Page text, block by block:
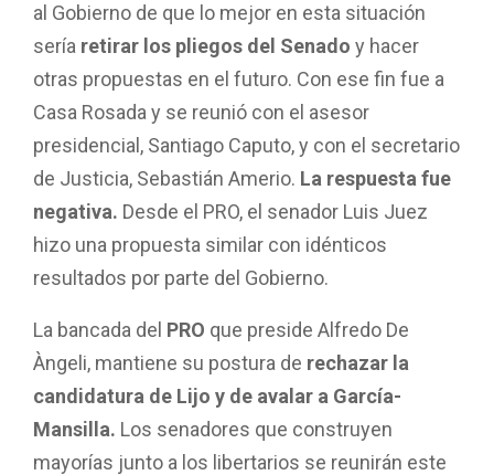
al Gobierno de que lo mejor en esta situación
sería retirar los pliegos del Senado y hacer
otras propuestas en el futuro. Con ese fin fue a
Casa Rosada y se reunió con el asesor
presidencial, Santiago Caputo, y con el secretario
de Justicia, Sebastián Amerio. La respuesta fue
negativa. Desde el PRO, el senador Luis Juez
hizo una propuesta similar con idénticos
resultados por parte del Gobierno.
La bancada del PRO que preside Alfredo De
Àngeli, mantiene su postura de rechazar la
candidatura de Lijo y de avalar a García-
Mansilla. Los senadores que construyen
mayorías junto a los libertarios se reunirán este